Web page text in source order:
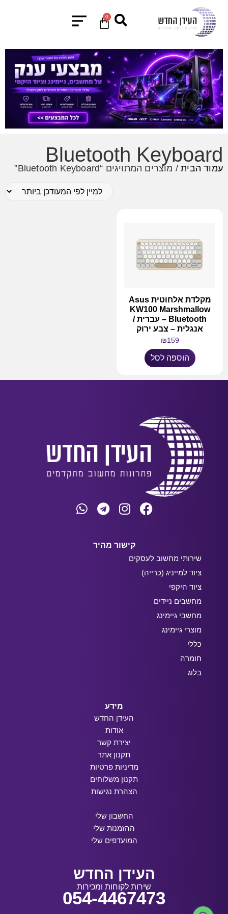
0
Bluetooth Keyboard
עמוד הבית/ מוצרים המתויגים “Bluetooth Keyboard”
מקלדת אלחוטית Asus
KW100 Marshmallow
Bluetooth – עברית /
אנגלית – צבע ירוק
₪159
הוספה לסל
קישור מהיר
שירותי מחשוב לעסקים
ציוד למייניג (כרייה)
ציוד היקפי
מחשבים ניידים
מחשבי גיימינג
מוצרי גיימינג
כללי
חומרה
בלוג
מידע
העידן החדש
אודות
יצירת קשר
תקנון אתר
מדיניות פרטיות
תקנון משלוחים
הצהרת נגישות
החשבון שלי
ההזמנות שלי
המועדפים שלי
העידן החדש
שירות לקוחות ומכירות
054-4467473